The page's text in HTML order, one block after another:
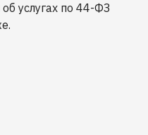
услугах по 44-ФЗ